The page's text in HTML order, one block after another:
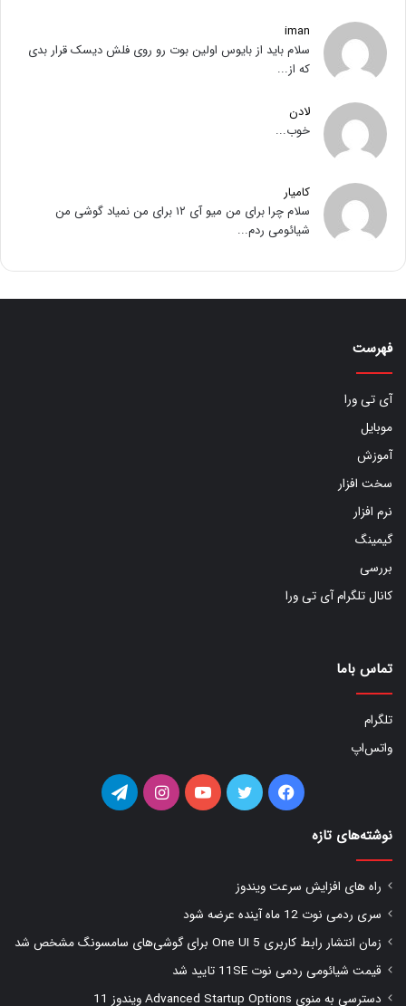
iman
سلام باید از بایوس اولین بوت رو روی فلش دیسک قرار بدی
که از...
لادن
خوب...
کامیار
سلام چرا برای من میو آی ۱۲ برای من نمیاد گوشی من
شیائومی ردم...
فهرست
آی تی ورا
موبایل
آموزش
سخت افزار
نرم افزار
گیمینگ
بررسی
کانال تلگرام آی تی ورا
تماس باما
تلگرام
واتس‌اپ
فیس توییتر یوتیوب اینستاگرامتلگرام
نوشته‌های تازه
راه های افزایش سرعت ویندوز
سری ردمی نوت 12 ماه آینده عرضه شود
زمان انتشار رابط کاربری One UI 5 برای گوشی‌های سامسونگ مشخص شد
قیمت شیائومی ردمی نوت 11SE تایید شد
دسترسی به منوی Advanced Startup Options ویندوز 11